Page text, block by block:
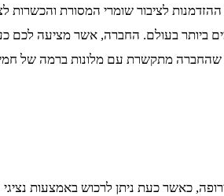
לציבור שומרי המסורת
ביותר בעולם. החברה, אשר מציעה
מתקשרת עם מלונות ברמה של
כאשר כעת ניתן לרכוש באמצעות נציגי